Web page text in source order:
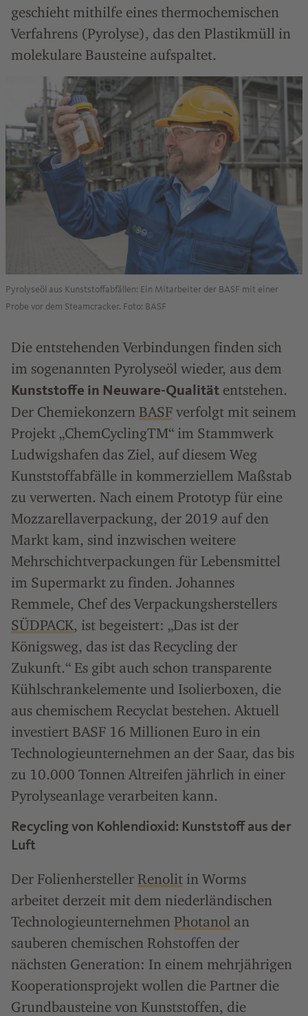
geschieht mithilfe eines thermochemischen
Verfahrens (Pyrolyse), das den Plastikmüll in
molekulare Bausteine aufspaltet.
Pyrolyseöl aus Kunststoffabfällen: Ein Mitarbeiter der BASF mit einer
Probe vor dem Steamcracker. Foto: BASF
Die entstehenden Verbindungen finden sich
im sogenannten Pyrolyseöl wieder, aus dem
Kunststoffe in Neuware-Qualität entstehen.
Der Chemiekonzern BASF verfolgt mit seinem
Projekt „ChemCyclingTM“ im Stammwerk
Ludwigshafen das Ziel, auf diesem Weg
Kunststoffabfälle in kommerziellem Maßstab
zu verwerten. Nach einem Prototyp für eine
Mozzarellaverpackung, der 2019 auf den
Markt kam, sind inzwischen weitere
Mehrschichtverpackungen für Lebensmittel
im Supermarkt zu finden. Johannes
Remmele, Chef des Verpackungsherstellers
SÜDPACK, ist begeistert: „Das ist der
Königsweg, das ist das Recycling der
Zukunft.“ Es gibt auch schon transparente
Kühlschrankelemente und Isolierboxen, die
aus chemischem Recyclat bestehen. Aktuell
investiert BASF 16 Millionen Euro in ein
Technologieunternehmen an der Saar, das bis
zu 10.000 Tonnen Altreifen jährlich in einer
Pyrolyseanlage verarbeiten kann.
Recycling von Kohlendioxid: Kunststoff aus der
Luft
Der Folienhersteller Renolit in Worms
arbeitet derzeit mit dem niederländischen
Technologieunternehmen Photanol an
sauberen chemischen Rohstoffen der
nächsten Generation: In einem mehrjährigen
Kooperationsprojekt wollen die Partner die
Grundbausteine von Kunststoffen, die